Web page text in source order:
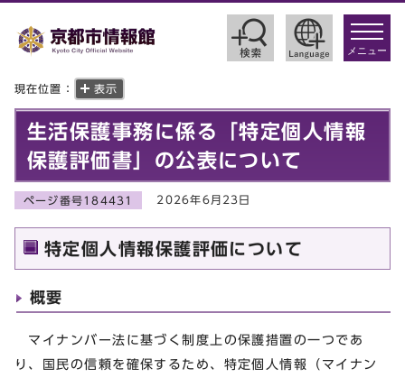
toggle
メニュー
現在位置： 表示
生活保護事務に係る「特定個人情報
保護評価書」の公表について
ページ番号184431 2026年6月23日
特定個人情報保護評価について
概要
マイナンバー法に基づく制度上の保護措置の一つであ
り、国民の信頼を確保するため、特定個人情報（マイナン